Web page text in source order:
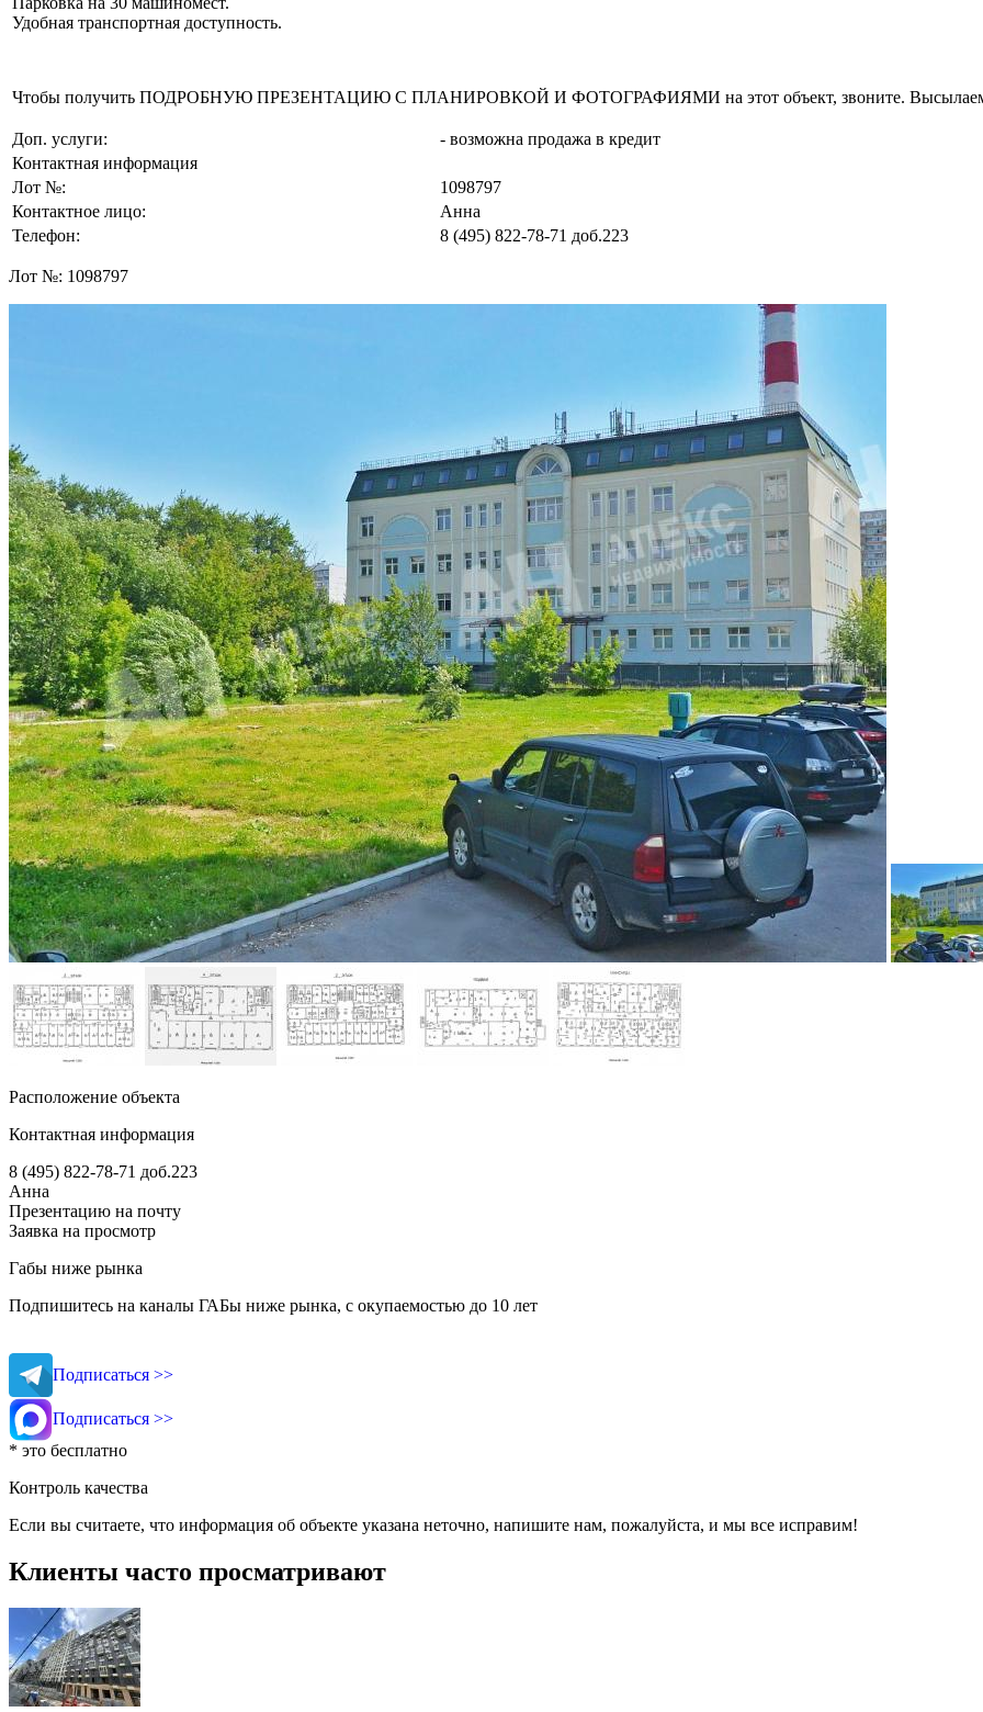
Удобная транспортная доступность.
Чтобы получить ПОДРОБНУЮ ПРЕЗЕНТАЦИЮ С ПЛАНИРОВКОЙ И ФОТОГРАФИЯМИ на этот объект, звоните. Высылаем в
Доп. услуги:
- возможна продажа в кредит
Контактная информация
Лот №:
1098797
Контактное лицо:
Анна
Телефон:
8 (495) 822-78-71 доб.223
Лот №: 1098797
Расположение объекта
Контактная информация
8 (495) 822-78-71 доб.223
Анна
Презентацию на почту
Заявка на просмотр
Габы ниже рынка
Подпишитесь на каналы ГАБы ниже рынка, с окупаемостью до 10 лет
Подписаться >>
Подписаться >>
* это бесплатно
Контроль качества
Если вы считаете, что информация об объекте указана неточно, напишите нам, пожалуйста, и мы все исправим!
Клиенты часто просматривают